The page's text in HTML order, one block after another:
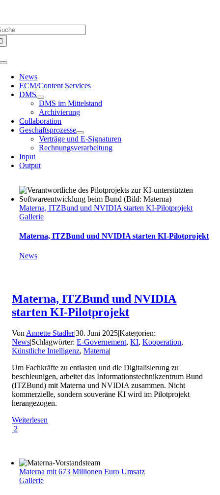
springen
Toggle
Navigation
News
ECM/Content Services
DMS
DMS im Mittelstand
Archivierung
Collaboration
Geschäftsprozesse
Verträge und E-Signaturen
Rechnungsverarbeitung
Input
Output
Materna, ITZBund und NVIDIA starten KI-Pilotprojekt
Gallerie
Materna, ITZBund und NVIDIA starten KI-Pilotprojekt
News
Materna, ITZBund und NVIDIA
starten KI-Pilotprojekt
Von Annette Stadler|30. Juni 2025|Kategorien:
News|Schlagwörter:E-Governement,KI,Kooperation,
Künstliche Intelligenz,Materna|
Um Fachkräfte zu entlasten und die Digitalisierung zu
beschleunigen, arbeitet das Informationstechnikzentrum Bund
(ITZBund) mit Materna und NVIDIA zusammen. Nicht
kommerzielle, sondern souveräne KI wird im Pilotprojekt
herangezogen.
Weiterlesen
2
Materna mit 673 Millionen Euro Umsatz
Gallerie